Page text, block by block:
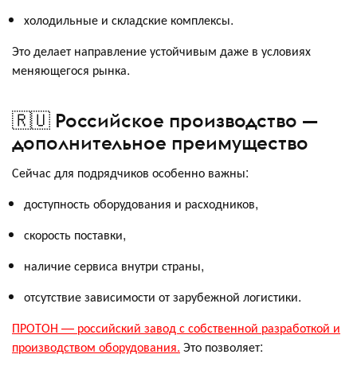
холодильные и складские комплексы.
Это делает направление устойчивым даже в условиях
меняющегося рынка.
🇷🇺 Российское производство —
дополнительное преимущество
Сейчас для подрядчиков особенно важны:
доступность оборудования и расходников,
скорость поставки,
наличие сервиса внутри страны,
отсутствие зависимости от зарубежной логистики.
ПРОТОН — российский завод с собственной разработкой и
производством оборудования. Это позволяет: